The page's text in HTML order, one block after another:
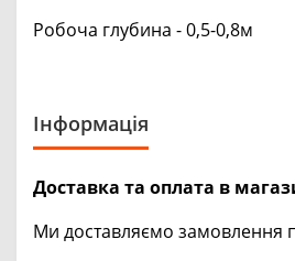
Робоча глубина - 0,5-0,8м
Інформація
Доставка та оплата в
Ми доставляємо замовлення